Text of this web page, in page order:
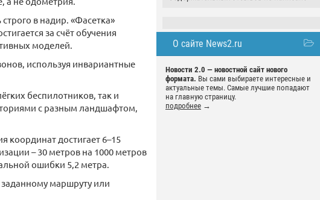
О сайте News2.ru
Новости 2.0 — новостной сайт нового
формата. Вы сами выбираете интересные и
актуальные темы. Самые лучшие попадают
на главную страницу.
подробнее →
в надир. «Фасетка»
за счёт обучения
моделей.
используя инвариантные
беспилотников, так и
с разным ландшафтом,
координат достигает 6–15
– 30 метров на 1000 метров
ошибки 5,2 метра.
маршруту или